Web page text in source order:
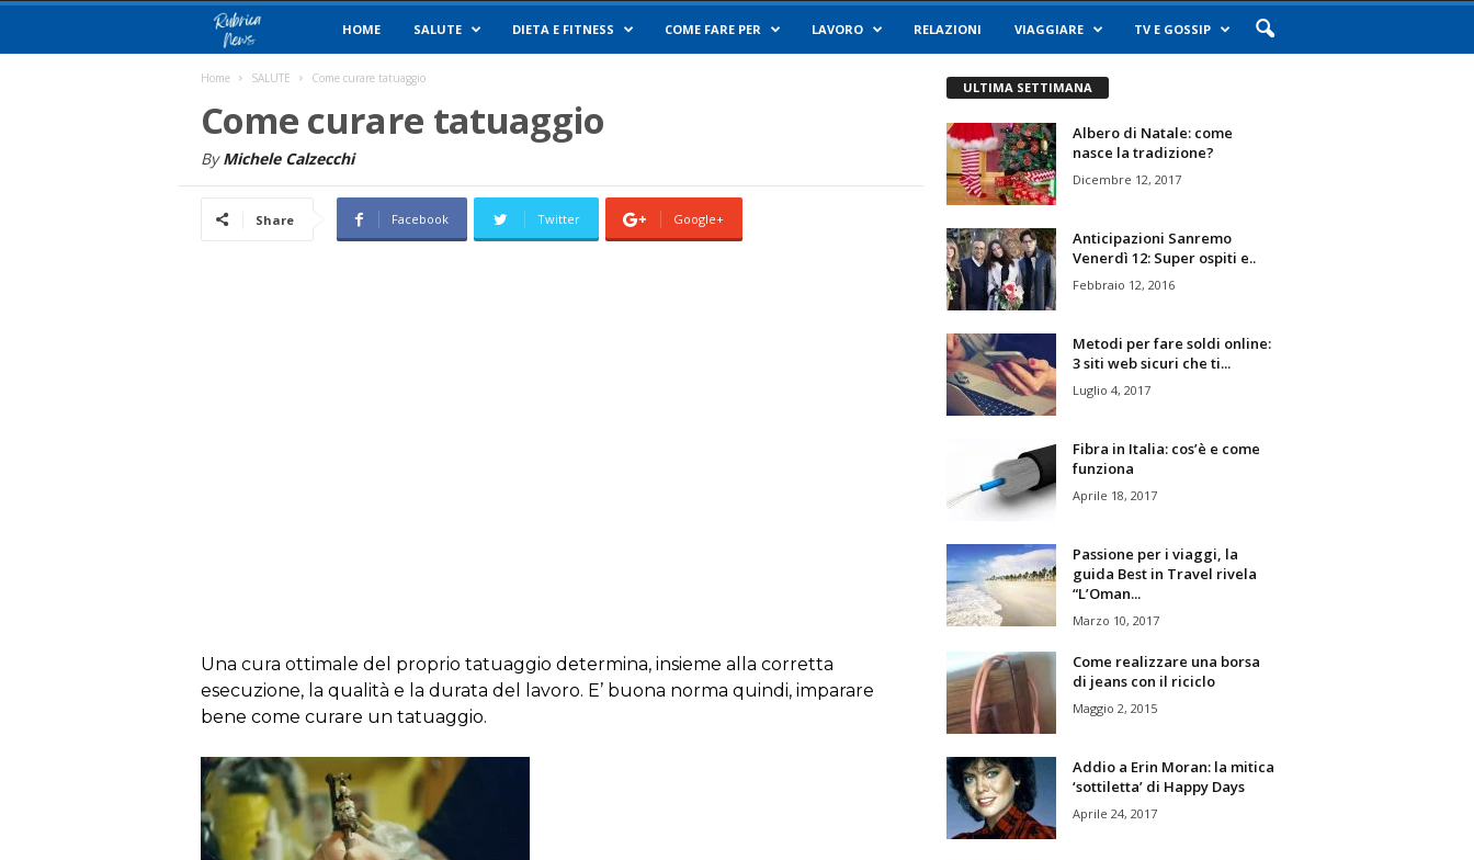
u
b
HOME SALUTE DIETA E FITNESS COME FARE PER LAVORO RELAZIONI VIAGGIARE TV E GOSSIP
Home SALUTE Come curare tatuaggio
Come curare tatuaggio
By Michele Calzecchi
Share Facebook Twitter Google+
Una cura ottimale del proprio tatuaggio determina, insieme alla corretta
esecuzione, la qualità e la durata del lavoro. E’ buona norma quindi, imparare
bene come curare un tatuaggio.
ULTIMA SETTIMANA
Albero di Natale: come
nasce la tradizione?
Dicembre 12, 2017
Anticipazioni Sanremo
Venerdì 12: Super ospiti e..
Febbraio 12, 2016
Metodi per fare soldi online:
3 siti web sicuri che ti...
Luglio 4, 2017
Fibra in Italia: cos’è e come
funziona
Aprile 18, 2017
Passione per i viaggi, la
guida Best in Travel rivela
“L’Oman...
Marzo 10, 2017
Come realizzare una borsa
di jeans con il riciclo
Maggio 2, 2015
Addio a Erin Moran: la mitica
‘sottiletta’ di Happy Days
Aprile 24, 2017